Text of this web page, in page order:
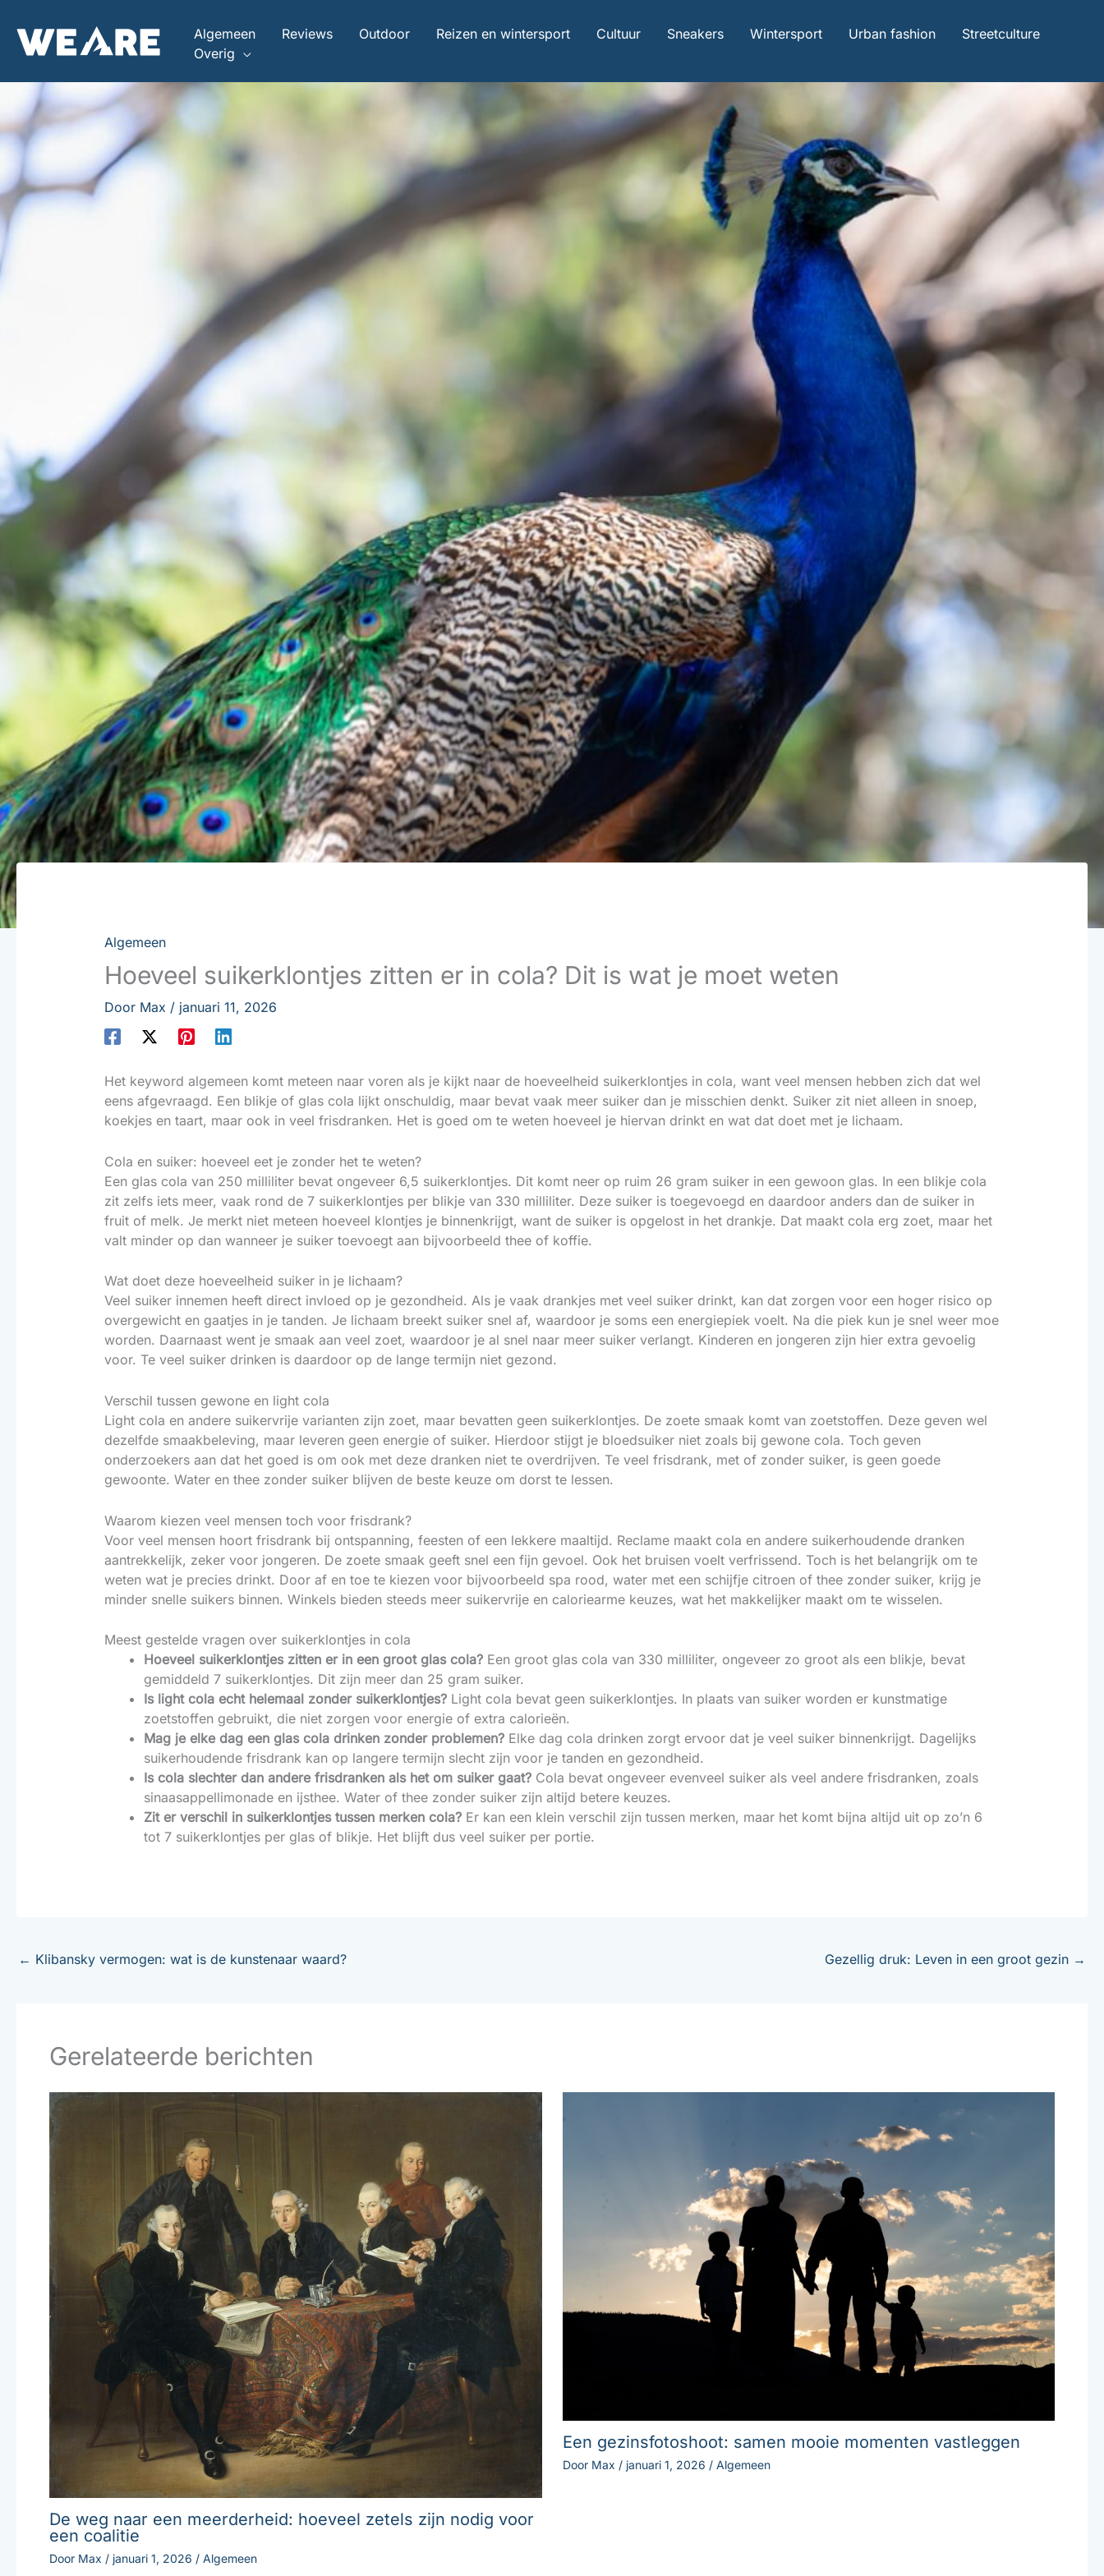
naar
Algemeen Reviews Outdoor Reizen en wintersport Cultuur Sneakers Wintersport Urban fashion
Streetculture
Overig
Algemeen
Hoeveel suikerklontjes zitten er in cola? Dit is wat je moet weten
Door Max / januari 11, 2026
Het keyword algemeen komt meteen naar voren als je kijkt naar de hoeveelheid suikerklontjes in cola, want veel mensen hebben zich dat wel
eens afgevraagd. Een blikje of glas cola lijkt onschuldig, maar bevat vaak meer suiker dan je misschien denkt. Suiker zit niet alleen in snoep,
koekjes en taart, maar ook in veel frisdranken. Het is goed om te weten hoeveel je hiervan drinkt en wat dat doet met je lichaam.
Cola en suiker: hoeveel eet je zonder het te weten?
Een glas cola van 250 milliliter bevat ongeveer 6,5 suikerklontjes. Dit komt neer op ruim 26 gram suiker in een gewoon glas. In een blikje cola
zit zelfs iets meer, vaak rond de 7 suikerklontjes per blikje van 330 milliliter. Deze suiker is toegevoegd en daardoor anders dan de suiker in
fruit of melk. Je merkt niet meteen hoeveel klontjes je binnenkrijgt, want de suiker is opgelost in het drankje. Dat maakt cola erg zoet, maar het
valt minder op dan wanneer je suiker toevoegt aan bijvoorbeeld thee of koffie.
Wat doet deze hoeveelheid suiker in je lichaam?
Veel suiker innemen heeft direct invloed op je gezondheid. Als je vaak drankjes met veel suiker drinkt, kan dat zorgen voor een hoger risico op
overgewicht en gaatjes in je tanden. Je lichaam breekt suiker snel af, waardoor je soms een energiepiek voelt. Na die piek kun je snel weer moe
worden. Daarnaast went je smaak aan veel zoet, waardoor je al snel naar meer suiker verlangt. Kinderen en jongeren zijn hier extra gevoelig
voor. Te veel suiker drinken is daardoor op de lange termijn niet gezond.
Verschil tussen gewone en light cola
Light cola en andere suikervrije varianten zijn zoet, maar bevatten geen suikerklontjes. De zoete smaak komt van zoetstoffen. Deze geven wel
dezelfde smaakbeleving, maar leveren geen energie of suiker. Hierdoor stijgt je bloedsuiker niet zoals bij gewone cola. Toch geven
onderzoekers aan dat het goed is om ook met deze dranken niet te overdrijven. Te veel frisdrank, met of zonder suiker, is geen goede
gewoonte. Water en thee zonder suiker blijven de beste keuze om dorst te lessen.
Waarom kiezen veel mensen toch voor frisdrank?
Voor veel mensen hoort frisdrank bij ontspanning, feesten of een lekkere maaltijd. Reclame maakt cola en andere suikerhoudende dranken
aantrekkelijk, zeker voor jongeren. De zoete smaak geeft snel een fijn gevoel. Ook het bruisen voelt verfrissend. Toch is het belangrijk om te
weten wat je precies drinkt. Door af en toe te kiezen voor bijvoorbeeld spa rood, water met een schijfje citroen of thee zonder suiker, krijg je
minder snelle suikers binnen. Winkels bieden steeds meer suikervrije en caloriearme keuzes, wat het makkelijker maakt om te wisselen.
Meest gestelde vragen over suikerklontjes in cola
Hoeveel suikerklontjes zitten er in een groot glas cola?Een groot glas cola van 330 milliliter, ongeveer zo groot als een blikje, bevat
gemiddeld 7 suikerklontjes. Dit zijn meer dan 25 gram suiker.
Is light cola echt helemaal zonder suikerklontjes?Light cola bevat geen suikerklontjes. In plaats van suiker worden er kunstmatige
zoetstoffen gebruikt, die niet zorgen voor energie of extra calorieën.
Mag je elke dag een glas cola drinken zonder problemen?Elke dag cola drinken zorgt ervoor dat je veel suiker binnenkrijgt. Dagelijks
suikerhoudende frisdrank kan op langere termijn slecht zijn voor je tanden en gezondheid.
Is cola slechter dan andere frisdranken als het om suiker gaat?Cola bevat ongeveer evenveel suiker als veel andere frisdranken, zoals
sinaasappellimonade en ijsthee. Water of thee zonder suiker zijn altijd betere keuzes.
Zit er verschil in suikerklontjes tussen merken cola?Er kan een klein verschil zijn tussen merken, maar het komt bijna altijd uit op zo’n 6
tot 7 suikerklontjes per glas of blikje. Het blijft dus veel suiker per portie.
← Klibansky vermogen: wat is de kunstenaar waard? Gezellig druk: Leven in een groot gezin →
Gerelateerde berichten
De weg naar een meerderheid: hoeveel zetels zijn nodig voor
een coalitie
Door Max / januari 1, 2026 / Algemeen
Een gezinsfotoshoot: samen mooie momenten vastleggen
Door Max / januari 1, 2026 / Algemeen